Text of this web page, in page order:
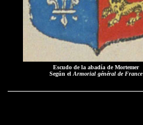
Escudo de la abadía de Mortemer
Según el Armorial général de France